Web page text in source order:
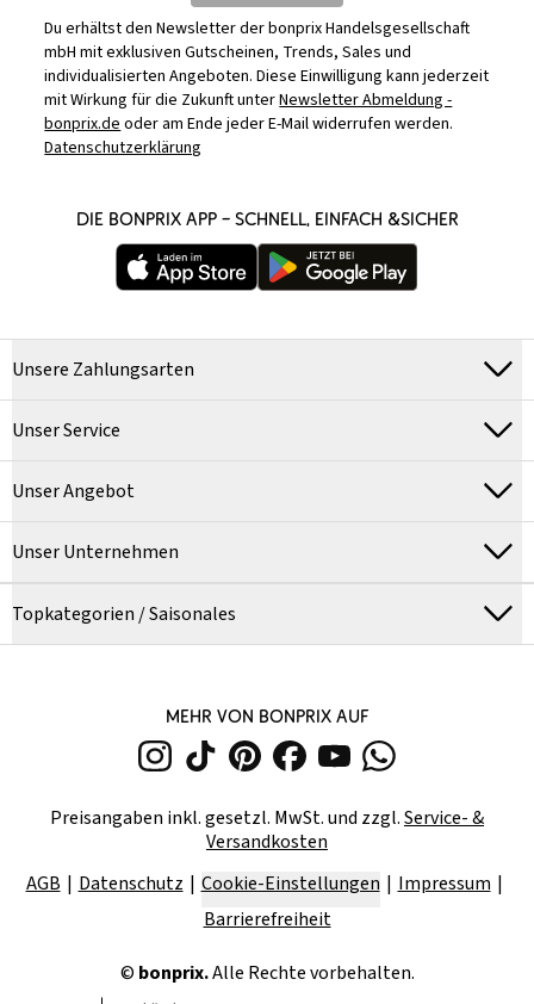
Du erhältst den Newsletter der bonprix Handelsgesellschaft
mbH mit exklusiven Gutscheinen, Trends, Sales und
individualisierten Angeboten. Diese Einwilligung kann jederzeit
mit Wirkung für die Zukunft unterNewsletter Abmeldung -
bonprix.deoder am Ende jeder E-Mail widerrufen werden.
Datenschutzerklärung
DIE BONPRIX APP – SCHNELL, EINFACH &SICHER
Unsere Zahlungsarten
Unser Service
Unser Angebot
Unser Unternehmen
Topkategorien / Saisonales
MEHR VON BONPRIX AUF
Preisangaben inkl. gesetzl. MwSt. und zzgl.Service- &
Versandkosten
AGB
Datenschutz Cookie-Einstellungen
Impressum
Barrierefreiheit
© bonprix.Alle Rechte vorbehalten.